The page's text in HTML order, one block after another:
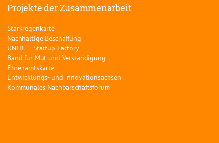
Projekte der Zusammenarbeit
Starkregenkarte
Nachhaltige Beschaffung
UNITE – Startup Factory
Band für Mut und Verständigung
Ehrenamtskarte
Entwicklungs- und Innovationsachsen
Kommunales Nachbarschaftsforum